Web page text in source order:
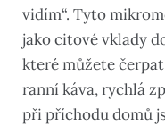
vidím“. Tyto
jako citové vklady
které můžete
ranní káva, rychlá
při příchodu domů